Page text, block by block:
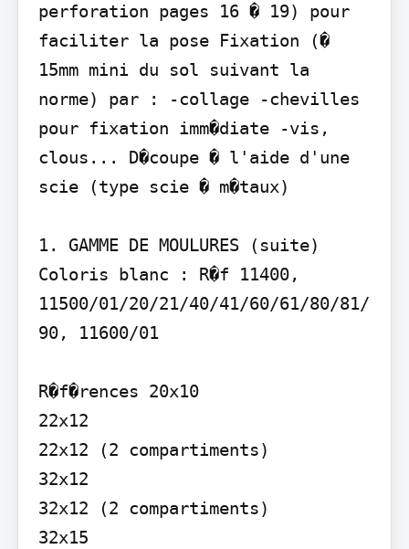
perforation pages 16 � 19) pour
faciliter la pose Fixation (�
15mm mini du sol suivant la
norme) par : -collage -chevilles
pour fixation imm�diate -vis,
clous... D�coupe � l'aide d'une
scie (type scie � m�taux)
1. GAMME DE MOULURES (suite)
Coloris blanc : R�f 11400,
11500/01/20/21/40/41/60/61/80/81/
90, 11600/01
R�f�rences 20x10
22x12
22x12 (2 compartiments)
32x12
32x12 (2 compartiments)
32x15